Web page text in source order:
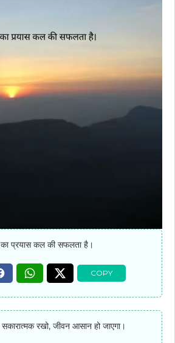
प्रयास कल की सफलता है।
सकारात्मक रखो, जीवन आसान हो जाएगा।